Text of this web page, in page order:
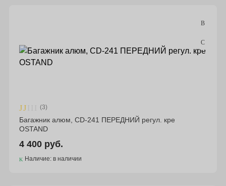
(3)
Багажник алюм, CD-241 ПЕРЕДНИЙ регул. кре
OSTAND
4 400 руб.
Наличие: в наличии